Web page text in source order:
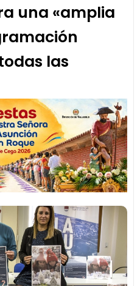
una «amplia
las